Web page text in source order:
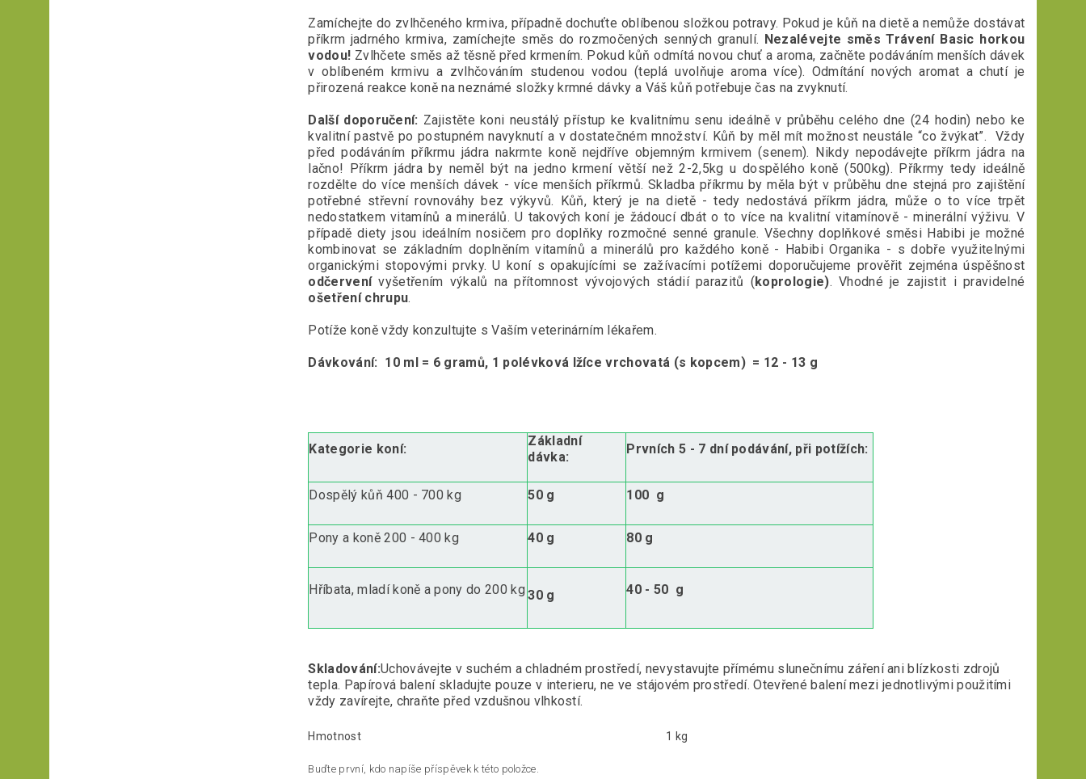
Zamíchejte do zvlhčeného krmiva, případně dochuťte oblíbenou složkou potravy. Pokud je kůň na dietě a nemůže dostávat
příkrm jadrného krmiva, zamíchejte směs do rozmočených senných granulí. Nezalévejte směs Trávení Basic horkou
vodou! Zvlhčete směs až těsně před krmením. Pokud kůň odmítá novou chuť a aroma, začněte podáváním menších dávek
v oblíbeném krmivu a zvlhčováním studenou vodou (teplá uvolňuje aroma více). Odmítání nových aromat a chutí je
přirozená reakce koně na neznámé složky krmné dávky a Váš kůň potřebuje čas na zvyknutí.
Další doporučení: Zajistěte koni neustálý přístup ke kvalitnímu senu ideálně v průběhu celého dne (24 hodin) nebo ke
kvalitní pastvě po postupném navyknutí a v dostatečném množství. Kůň by měl mít možnost neustále “co žvýkat”. Vždy
před podáváním příkrmu jádra nakrmte koně nejdříve objemným krmivem (senem). Nikdy nepodávejte příkrm jádra na
lačno! Příkrm jádra by neměl být na jedno krmení větší než 2-2,5kg u dospělého koně (500kg). Příkrmy tedy ideálně
rozdělte do více menších dávek - více menších příkrmů. Skladba příkrmu by měla být v průběhu dne stejná pro zajištění
potřebné střevní rovnováhy bez výkyvů. Kůň, který je na dietě - tedy nedostává příkrm jádra, může o to více trpět
nedostatkem vitamínů a minerálů. U takových koní je žádoucí dbát o to více na kvalitní vitamínově - minerální výživu. V
případě diety jsou ideálním nosičem pro doplňky rozmočné senné granule. Všechny doplňkové směsi Habibi je možné
kombinovat se základním doplněním vitamínů a minerálů pro každého koně - Habibi Organika - s dobře využitelnými
organickými stopovými prvky. U koní s opakujícími se zažívacími potížemi doporučujeme prověřit zejména úspěšnost
odčervenívyšetřením výkalů na přítomnost vývojových stádií parazitů ( koprologie). Vhodné je zajistit i pravidelné
ošetření chrupu.
Potíže koně vždy konzultujte s Vaším veterinárním lékařem.
Dávkování: 10 ml = 6 gramů, 1 polévková lžíce vrchovatá (s kopcem) = 12 - 13 g
Kategorie koní:
Základní
dávka:
Prvních 5 - 7 dní podávání, při potížích:
Dospělý kůň 400 - 700 kg 50 g 100 g
Pony a koně 200 - 400 kg 40 g 80 g
Hříbata, mladí koně a pony do 200 kg 30 g 40 - 50 g
Skladování:Uchovávejte v suchém a chladném prostředí, nevystavujte přímému slunečnímu záření ani blízkosti zdrojů
tepla. Papírová balení skladujte pouze v interieru, ne ve stájovém prostředí. Otevřené balení mezi jednotlivými použitími
vždy zavírejte, chraňte před vzdušnou vlhkostí.
Hmotnost 1 kg
Buďte první, kdo napíše příspěvek k této položce.